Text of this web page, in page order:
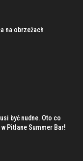
na obrzeżach
być nudne. Oto co
Pitlane Summer Bar!